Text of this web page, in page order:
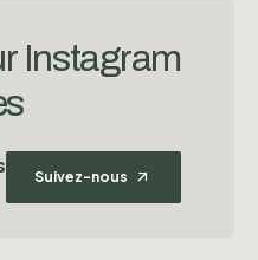
Instagram
Suivez-nous